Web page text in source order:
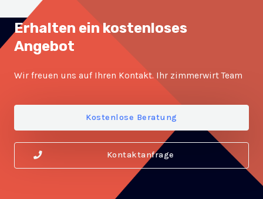
Erhalten ein kostenloses
Angebot
Wir freuen uns auf Ihren Kontakt. Ihr zimmerwirt Team
Kostenlose Beratung
Kontaktanfrage